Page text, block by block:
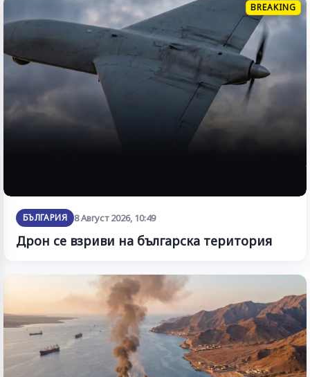
BREAKING
БЪЛГАРИЯ 8 Август 2026, 10:49
Дрон се взриви на българска територия